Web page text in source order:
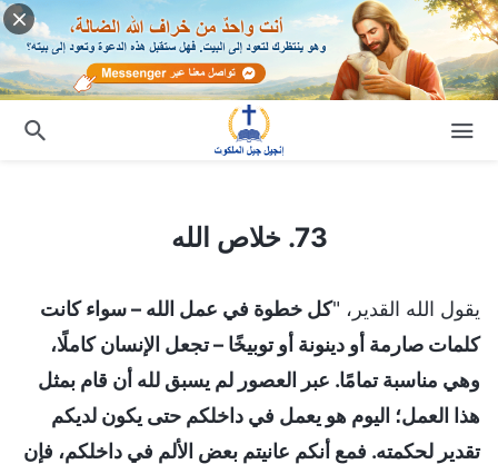
73. خلاص الله
يقول الله القدير، "كل خطوة في عمل الله – سواء كانت
كلمات صارمة أو دينونة أو توبيخًا – تجعل الإنسان كاملًا،
وهي مناسبة تمامًا. عبر العصور لم يسبق لله أن قام بمثل
هذا العمل؛ اليوم هو يعمل في داخلكم حتى يكون لديكم
تقدير لحكمته. فمع أنكم عانيتم بعض الألم في داخلكم، فإن